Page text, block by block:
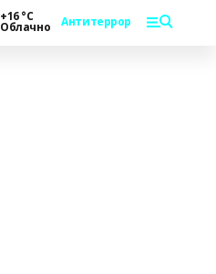
+16 °С
Облачно Антитеррор